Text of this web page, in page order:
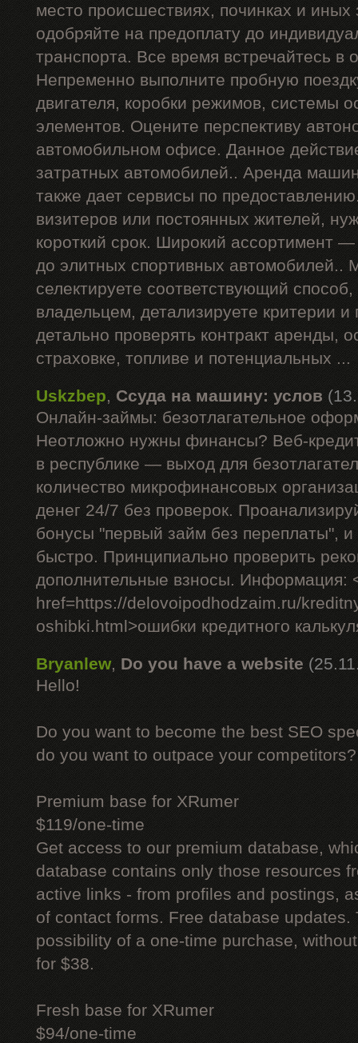
место происшествиях, починках и
одобряйте на предоплату до
транспорта. Все время встречайтесь в
Непременно выполните пробную
двигателя, коробки режимов, системы
элементов. Оцените перспективу
автомобильном офисе. Данное
затратных автомобилей.. Аренда
также дает сервисы по
визитеров или постоянных жителей,
короткий срок. Широкий ассортимент
до элитных спортивных автомобилей..
селектируете соответствующий
владельцем, детализируете критерии
детально проверять контракт аренды,
страховке, топливе и потенциальных ...
Uskzbep, Ссуда на машину: услов
Онлайн-займы: безотлагательное
Неотложно нужны финансы? Веб-
в республике — выход для
количество микрофинансовых
денег 24/7 без проверок.
бонусы "первый займ без переплаты", и
быстро. Принципиально проверить
дополнительные взносы. Информация:
href=https://delovoipodhodzaim.ru/
oshibki.html>ошибки кредитного
Bryanlew, Do you have a website
Hello!
Do you want to become the best SEO
do you want to outpace your competitors?
Premium base for XRumer
$119/one-time
Get access to our premium database,
database contains only those resources
active links - from profiles and postings,
of contact forms. Free database updates.
possibility of a one-time purchase,
for $38.
Fresh base for XRumer
$94/one-time